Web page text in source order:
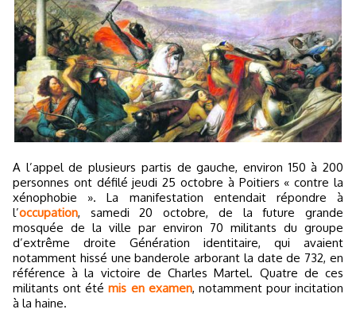
A l’appel de plusieurs partis de gauche, environ 150 à 200
personnes ont défilé jeudi 25 octobre à Poitiers « contre la
xénophobie ». La manifestation entendait répondre à
l’occupation, samedi 20 octobre, de la future grande
mosquée de la ville par environ 70 militants du groupe
d’extrême droite Génération identitaire, qui avaient
notamment hissé une banderole arborant la date de 732, en
référence à la victoire de Charles Martel. Quatre de ces
militants ont étémis en examen, notamment pour incitation
à la haine.